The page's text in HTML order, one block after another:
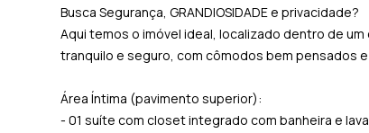
Busca Segurança, GRANDIOSIDADE e privacidade?
Aqui temos o imóvel ideal, localizado dentro de
tranquilo e seguro, com cômodos bem pensados
Área Íntima (pavimento superior):
- 01 suíte com closet integrado com banheira e